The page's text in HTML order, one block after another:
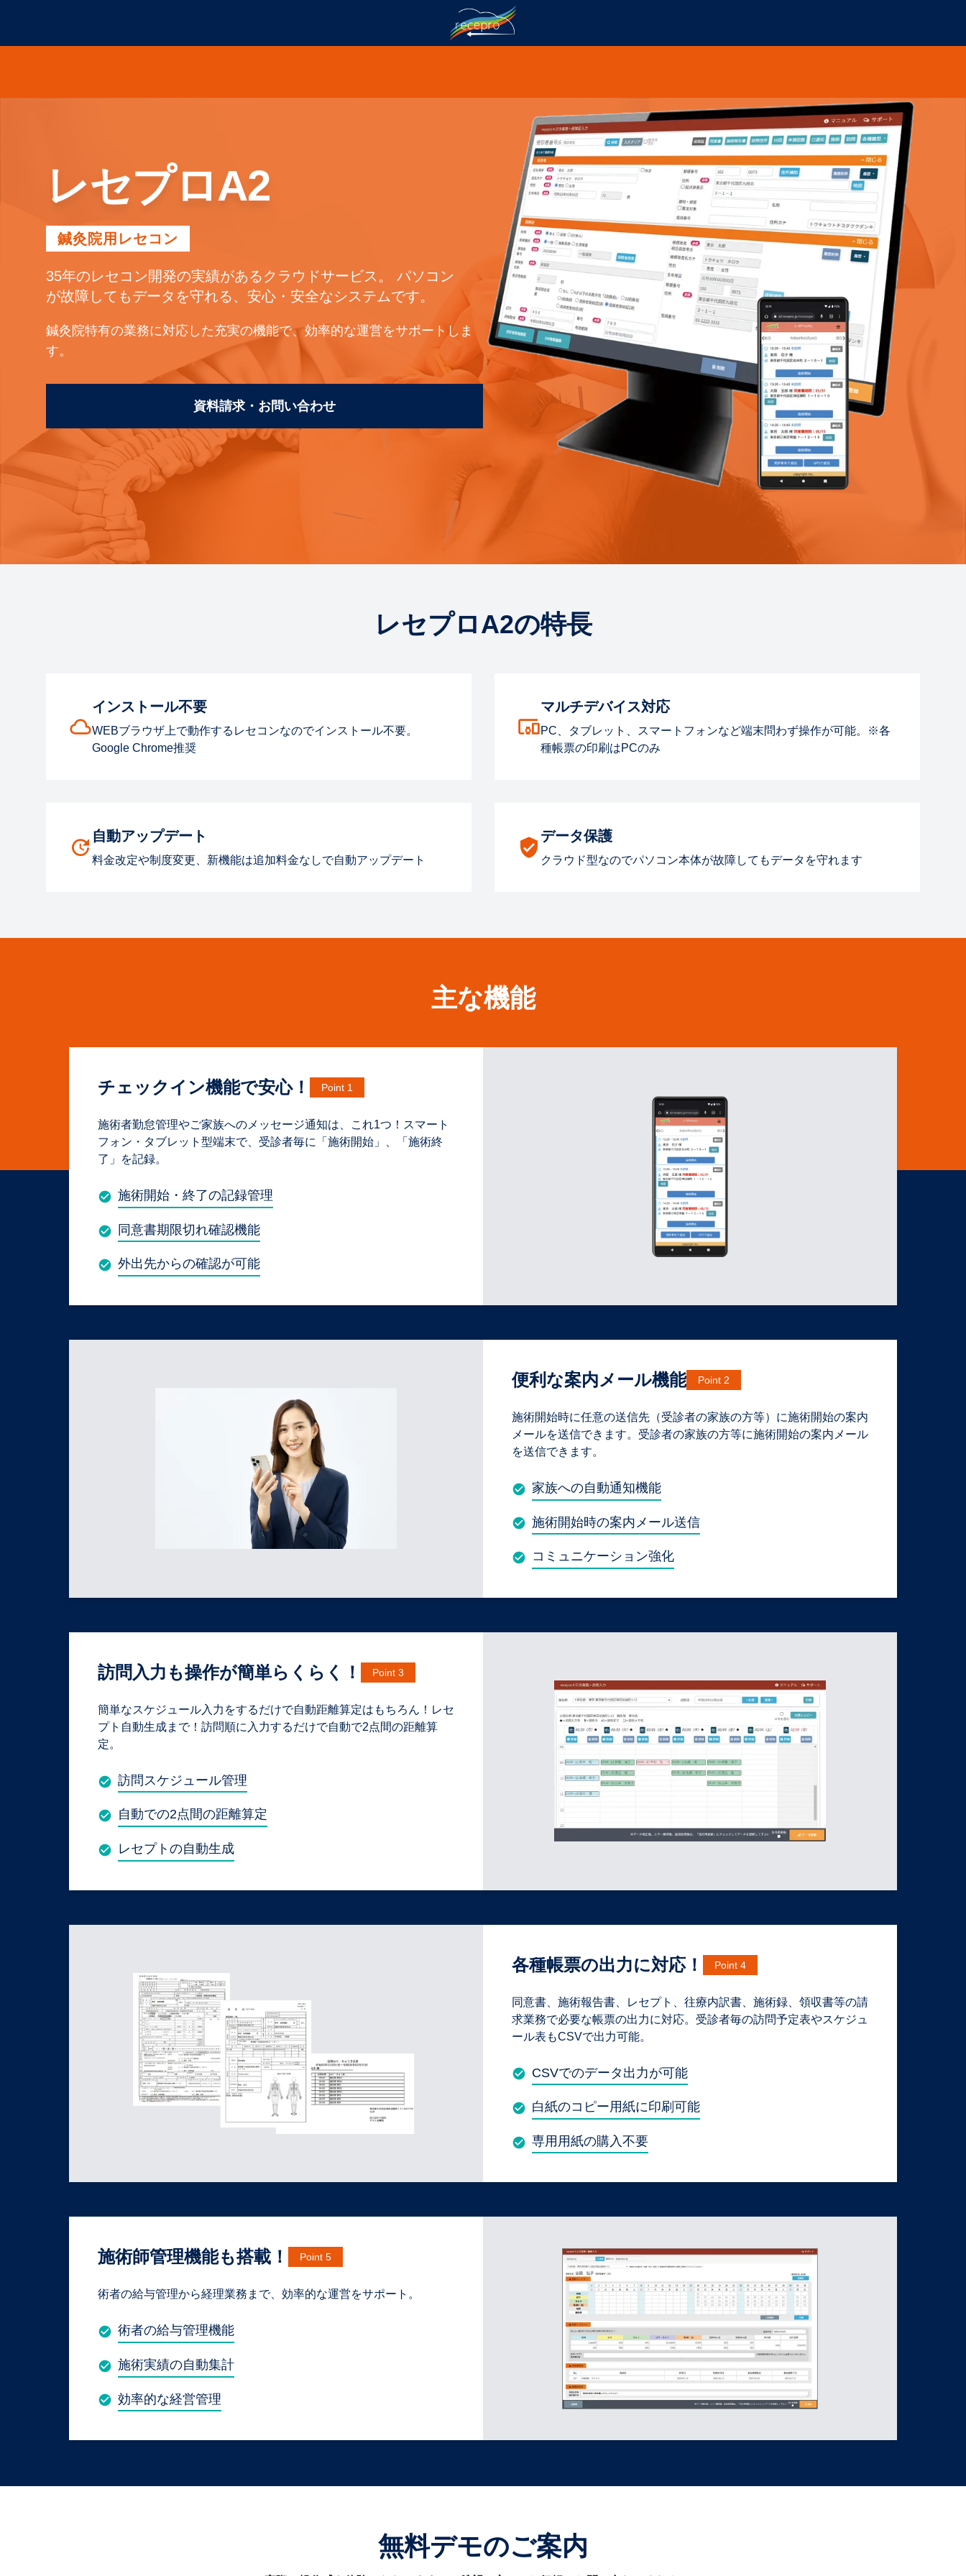
レセプロA2
鍼灸院用レセコン
35年のレセコン開発の実績があるクラウドサービス。 パソコン
が故障してもデータを守れる、安心・安全なシステムです。
鍼灸院特有の業務に対応した充実の機能で、効率的な運営をサポートしま
す。
資料請求・お問い合わせ
レセプロA2の特長
インストール不要
WEBブラウザ上で動作するレセコンなのでインストール不要。
Google Chrome推奨
マルチデバイス対応
PC、タブレット、スマートフォンなど端末問わず操作が可能。※各
種帳票の印刷はPCのみ
自動アップデート
料金改定や制度変更、新機能は追加料金なしで自動アップデート
データ保護
クラウド型なのでパソコン本体が故障してもデータを守れます
主な機能
チェックイン機能で安心！ Point 1
施術者勤怠管理やご家族へのメッセージ通知は、これ1つ！スマート
フォン・タブレット型端末で、受診者毎に「施術開始」、「施術終
了」を記録。
施術開始・終了の記録管理
同意書期限切れ確認機能
外出先からの確認が可能
便利な案内メール機能 Point 2
施術開始時に任意の送信先（受診者の家族の方等）に施術開始の案内
メールを送信できます。受診者の家族の方等に施術開始の案内メール
を送信できます。
家族への自動通知機能
施術開始時の案内メール送信
コミュニケーション強化
訪問入力も操作が簡単らくらく！ Point 3
簡単なスケジュール入力をするだけで自動距離算定はもちろん！レセ
プト自動生成まで！訪問順に入力するだけで自動で2点間の距離算
定。
訪問スケジュール管理
自動での2点間の距離算定
レセプトの自動生成
各種帳票の出力に対応！ Point 4
同意書、施術報告書、レセプト、往療内訳書、施術録、領収書等の請
求業務で必要な帳票の出力に対応。受診者毎の訪問予定表やスケジュ
ール表もCSVで出力可能。
CSVでのデータ出力が可能
白紙のコピー用紙に印刷可能
専用用紙の購入不要
施術師管理機能も搭載！ Point 5
術者の給与管理から経理業務まで、効率的な運営をサポート。
術者の給与管理機能
施術実績の自動集計
効率的な経営管理
無料デモのご案内